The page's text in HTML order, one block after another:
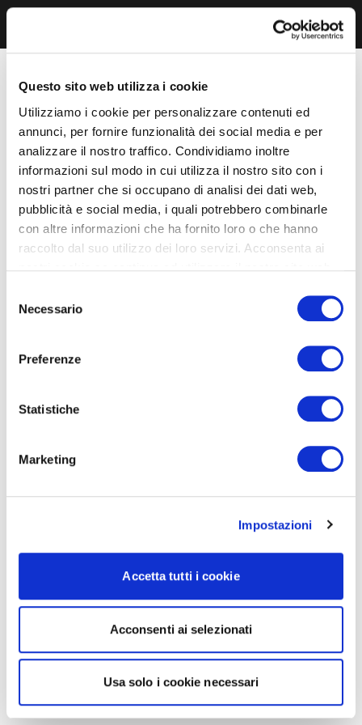
Questo sito web utilizza i cookie
Utilizziamo i cookie per personalizzare contenuti ed
annunci, per fornire funzionalità dei social media e per
analizzare il nostro traffico. Condividiamo inoltre
informazioni sul modo in cui utilizza il nostro sito con i
nostri partner che si occupano di analisi dei dati web,
pubblicità e social media, i quali potrebbero combinarle
con altre informazioni che ha fornito loro o che hanno
raccolto dal suo utilizzo dei loro servizi. Acconsenta ai
delNecessario
Preferenze
Statistiche
Marketing
Impostazioni
Accetta tutti i cookie
Acconsenti ai selezionati
Usa solo i cookie necessari